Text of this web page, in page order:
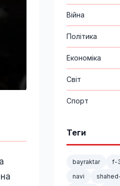
Війна
Політика
Економіка
Світ
Спорт
Теги
bayraktar f-
navi